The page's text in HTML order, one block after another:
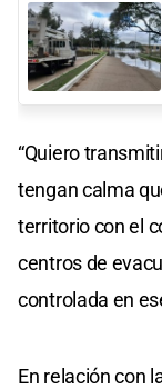
“Quiero
tengan calma
territorio con el
centros de
controlada en
En relación con